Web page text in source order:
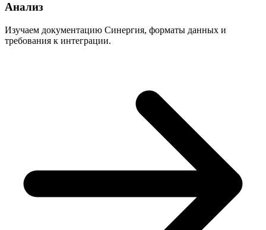
Анализ
Изучаем документацию Синергия, форматы данных и
требования к интеграции.